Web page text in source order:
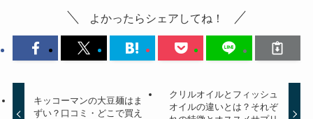
よかったらシェアしてね！
キッコーマンの大豆麺はま
ずい？口コミ・どこで買え
クリルオイルとフィッシュ
オイルの違いとは？それぞ